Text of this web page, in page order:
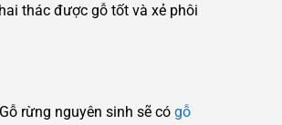
thác được gỗ tốt và xẻ phôi
rừng nguyên sinh sẽ có gỗ